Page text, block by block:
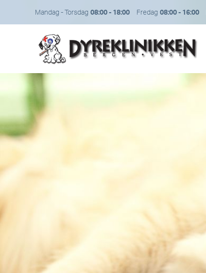
Mandag - Torsdag 08:00 - 18:00 Fredag 08:00 - 16:00